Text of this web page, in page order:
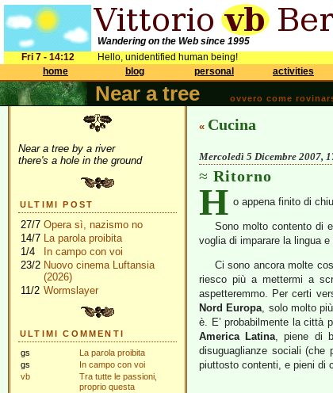
Wandering on the Web since 1995
Fri 7 - 14:12
Hello, unidentified human being!
home
blog personal activities
Near a tree ovvero come
Near a tree by a river
there's a hole in the ground
ULTIMI POST
27/7 Opera sì, nazismo no
14/7 La parola proibita
1/4
In campo con voi
23/2 Nuovo cinema Luftansia
(2026)
11/2 Wormslayer
ULTIMI COMMENTI
gs
La parola proibita
gs
In campo con voi
vb
Tra tutte le passioni,
proprio questa
« Cucina
Mercoledì 5 Dicembre 2007,
Ritorno
H o appena finito di
Sono molto contento di
voglia di imparare la lingua
Ci sono ancora molte
riesco più a mettermi a
aspetteremmo. Per certi
Nord Europa, solo molto
è. E’ probabilmente la città
America Latina, piene di
disuguaglianze sociali
piuttosto contenti, e pieni di